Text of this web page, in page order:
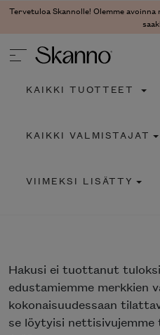
Tervetuloa Skannolle! Olemme
Type 2 or more characters for
KAIKKI TUOTTEET
KAIKKI VALMISTAJAT
VIIMEKSI LISÄTTY
Hakusi ei tuottanut
edustamiemme merkkien
kokonaisuudessaan
se löytyisi nettisivujemme